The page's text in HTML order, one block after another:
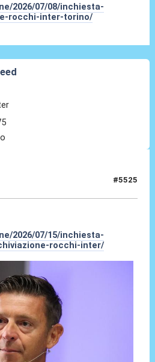
2026/07/08/inchiesta-
rocchi-inter-torino/
#5525
2026/07/15/inchiesta-
rocchi-inter/